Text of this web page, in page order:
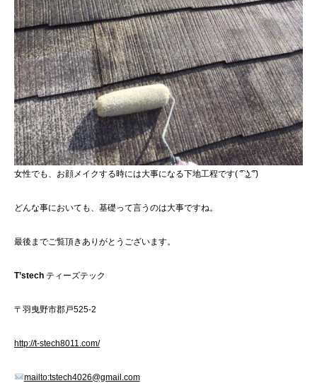
女性でも、お顔メイクする時には大事になる下地工程です( ͡° ͜ʖ ͡°)
どんな事においても、基礎って言うのは大事ですね。
最後までご覧頂きありがとうございます。
T’stech ティーズテック
〒羽曳野市郡戸525-2
http://t-stech8011.com/
mailto:tstech4026@gmail.com